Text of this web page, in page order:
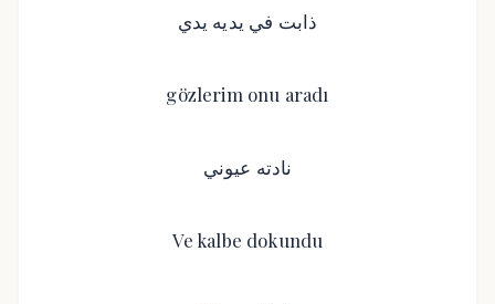
ذابت في يديه يدي
gözlerim onu ​​aradı
نادته عيوني
Ve kalbe dokundu